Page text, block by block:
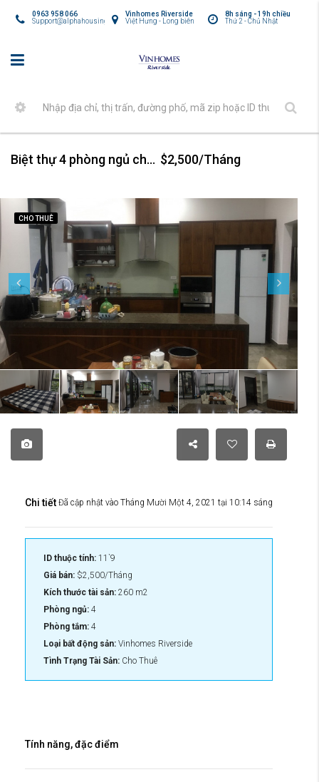
8h sáng - 19h chiều
Thứ 2 - Chủ Nhật
Vinhomes Riverside
Việt Hưng - Long biên
0963 958 066
Support@alphahousing.vn
Biệt thự 4 phòng ngủ cho thuê tại Hoa Sữa -Vinhomes Riverside $2,500/Tháng
CHO THUÊ
Chi tiết Đã cập nhật vào Tháng Mười Một 4, 2021 tại 10:14 sáng
ID thuộc tính: 11`9
Giá bán: $2,500/Tháng
Kích thước tài sản: 260 m2
Phòng ngủ: 4
Phòng tắm: 4
Loại bất động sản: Vinhomes Riverside
Tình Trạng Tài Sản: Cho Thuê
Tính năng, đặc điểm